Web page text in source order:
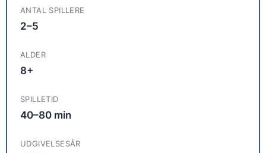
ANTAL SPILLERE
2–5
ALDER
8+
SPILLETID
40–80 min
UDGIVELSESÅR